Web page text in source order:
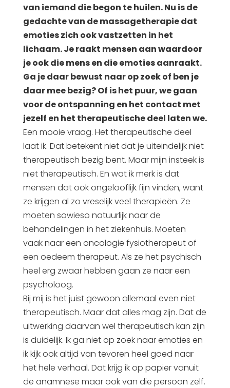
van iemand die begon te huilen. Nu is de
gedachte van de massagetherapie dat
emoties zich ook vastzetten in het
lichaam. Je raakt mensen aan waardoor
je ook die mens en die emoties aanraakt.
Ga je daar bewust naar op zoek of ben je
daar mee bezig? Of is het puur, we gaan
voor de ontspanning en het contact met
jezelf en het therapeutische deel laten we.
Een mooie vraag. Het therapeutische deel
laat ik. Dat betekent niet dat je uiteindelijk niet
therapeutisch bezig bent. Maar mijn insteek is
niet therapeutisch. En wat ik merk is dat
mensen dat ook ongelooflijk fijn vinden, want
ze krijgen al zo vreselijk veel therapieën. Ze
moeten sowieso natuurlijk naar de
behandelingen in het ziekenhuis. Moeten
vaak naar een oncologie fysiotherapeut of
een oedeem therapeut. Als ze het psychisch
heel erg zwaar hebben gaan ze naar een
psycholoog.
Bij mij is het juist gewoon allemaal even niet
therapeutisch. Maar dat alles mag zijn. Dat de
uitwerking daarvan wel therapeutisch kan zijn
is duidelijk. Ik ga niet op zoek naar emoties en
ik kijk ook altijd van tevoren heel goed naar
het hele verhaal. Dat krijg ik op papier vanuit
de anamnese maar ook van die persoon zelf.